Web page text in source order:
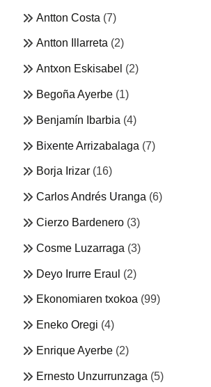
Antton Costa (7)
Antton Illarreta (2)
Antxon Eskisabel (2)
Begoña Ayerbe (1)
Benjamín Ibarbia (4)
Bixente Arrizabalaga (7)
Borja Irizar (16)
Carlos Andrés Uranga (6)
Cierzo Bardenero (3)
Cosme Luzarraga (3)
Deyo Irurre Eraul (2)
Ekonomiaren txokoa (99)
Eneko Oregi (4)
Enrique Ayerbe (2)
Ernesto Unzurrunzaga (5)